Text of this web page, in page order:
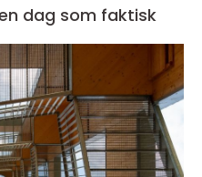
dag som faktisk